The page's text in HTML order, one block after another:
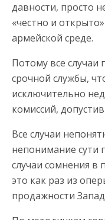
давности, просто
«честно и
армейской среде.
Потому все случаи
срочной службы,
исключительно
комиссий,
Все случаи
непонимание сути
случаи сомнения в
это как раз из
продажности